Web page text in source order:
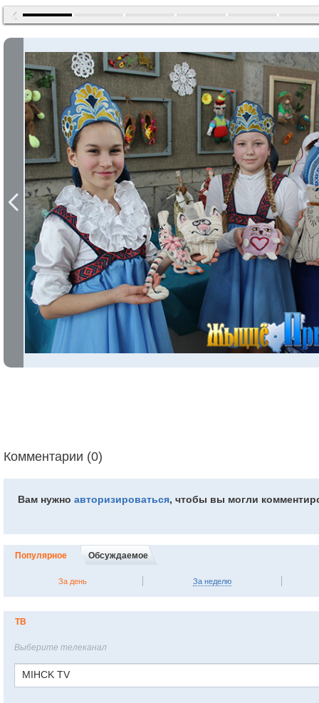
Комментарии (0)
Вам нужно авторизироваться, чтобы вы могли
Популярное Обсуждаемое
За день За неделю
ТВ
Выберите телеканал
MIHCK TV